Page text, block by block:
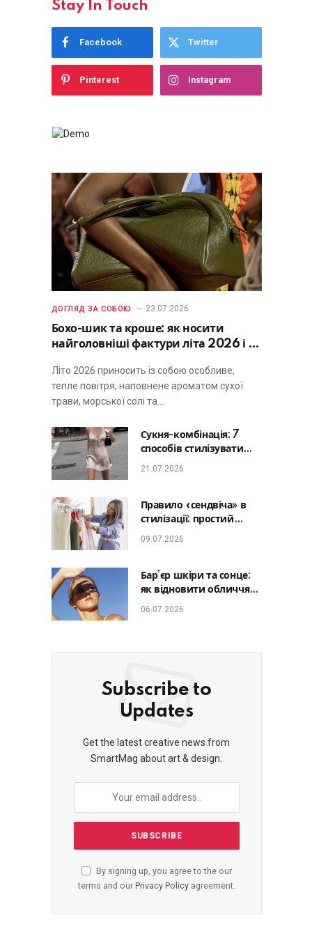
Stay In Touch
Facebook Twitter
Pinterest Instagram
ДОГЛЯД ЗА СОБОЮ 23.07.2026
Бохо-шик та кроше: як носити
найголовніші фактури літа 2026 і не
Літо 2026 приносить із собою особливе,
тепле повітря, наповнене ароматом сухої
трави, морської солі та…
Сукня-комбінація: 7
способів стилізувати
головну базу літа від
21.07.2026
Правило «сендвіча» в
стилізації: простий
лайфхак, який зробить
09.07.2026
Бар’єр шкіри та сонце:
як відновити обличчя
після відпустки та
06.07.2026
Subscribe to
Updates
Get the latest creative news from
SmartMag about art & design.
By signing up, you agree to the our
terms and our Privacy Policyagreement.